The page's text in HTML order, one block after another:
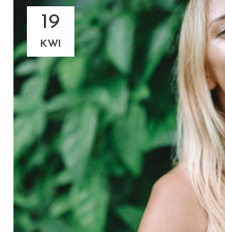
19
KWI